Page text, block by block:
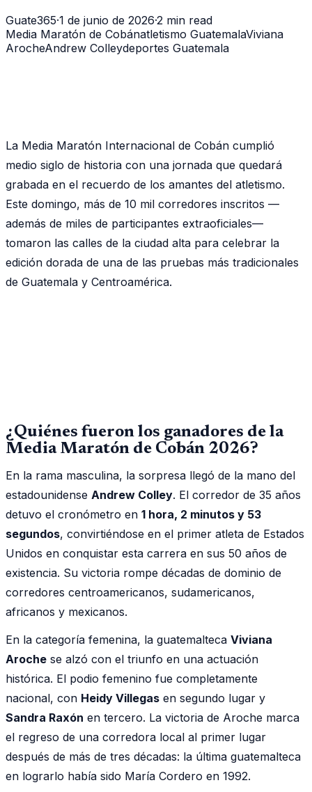
Guate365·1 de junio de 2026·2 min read
Media Maratón de Cobánatletismo GuatemalaViviana
ArocheAndrew Colleydeportes Guatemala
La Media Maratón Internacional de Cobán cumplió
medio siglo de historia con una jornada que quedará
grabada en el recuerdo de los amantes del atletismo.
Este domingo, más de 10 mil corredores inscritos —
además de miles de participantes extraoficiales—
tomaron las calles de la ciudad alta para celebrar la
edición dorada de una de las pruebas más tradicionales
de Guatemala y Centroamérica.
¿Quiénes fueron los ganadores de la
Media Maratón de Cobán 2026?
En la rama masculina, la sorpresa llegó de la mano del
estadounidense Andrew Colley. El corredor de 35 años
detuvo el cronómetro en 1 hora, 2 minutos y 53
segundos, convirtiéndose en el primer atleta de Estados
Unidos en conquistar esta carrera en sus 50 años de
existencia. Su victoria rompe décadas de dominio de
corredores centroamericanos, sudamericanos,
africanos y mexicanos.
En la categoría femenina, la guatemalteca Viviana
Aroche se alzó con el triunfo en una actuación
histórica. El podio femenino fue completamente
nacional, con Heidy Villegas en segundo lugar y
Sandra Raxón en tercero. La victoria de Aroche marca
el regreso de una corredora local al primer lugar
después de más de tres décadas: la última guatemalteca
en lograrlo había sido María Cordero en 1992.